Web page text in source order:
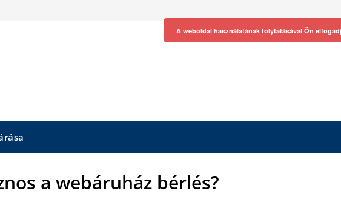
a webáruház bérlés?
A weboldal használatának folytatásával Ön